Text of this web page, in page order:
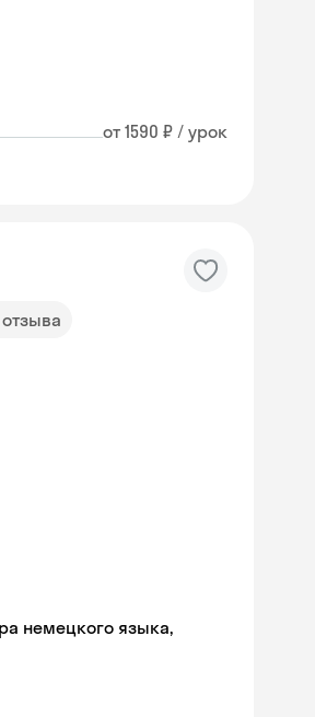
от 1590 ₽ / урок
немецкого языка,